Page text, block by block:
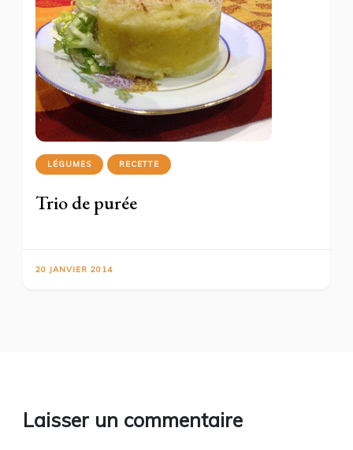
LÉGUMES RECETTE
Trio de purée
20 JANVIER 2014
Laisser un commentaire